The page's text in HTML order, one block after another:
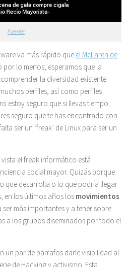
Fuente
va más rápido que el McLaren de
por lo menos, esperamos que la
la diversidad existente.
perfiles, así como perfiles
estoy seguro que si llevas tiempo
seguro que te has encontrado con
ser un ‘freak’ de Linux para ser un
el freak informático está
social mayor. Quizás porque
que desarrolla o lo que podría llegar
en los últimos años los movimientos
ser más importantes y a tener sobre
a los grupos diseminados por todo el
un par de párrafos darle visibilidad al
de Hacking y activismo. Esta